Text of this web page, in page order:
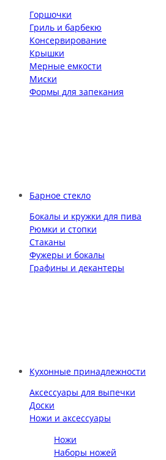
Горшочки
Гриль и барбекю
Консервирование
Крышки
Мерные емкости
Миски
Формы для запекания
Барное стекло
Бокалы и кружки для пива
Рюмки и стопки
Стаканы
Фужеры и бокалы
Графины и декантеры
Кухонные принадлежности
Аксессуары для выпечки
Доски
Ножи и аксессуары
Ножи
Наборы ножей